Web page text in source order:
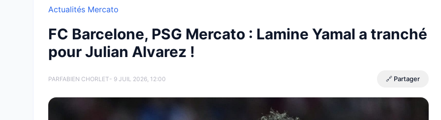
Actualités Mercato
FC Barcelone, PSG Mercato : Lamine Yamal a tranché
pour Julian Alvarez !
PARFABIEN CHORLET- 9 JUIL 2026, 12:00 🔗 Partager